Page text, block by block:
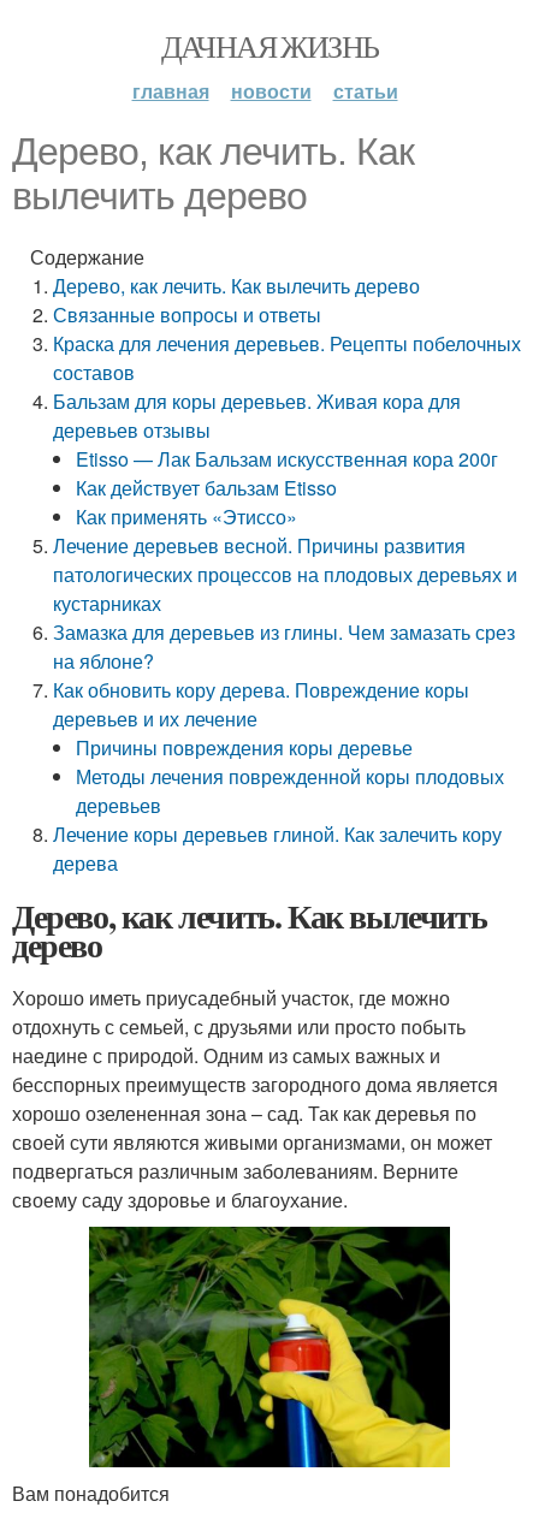
ДАЧНАЯ ЖИЗНЬ
главная новости статьи
Дерево, как лечить. Как
вылечить дерево
Содержание
Дерево, как лечить. Как вылечить дерево
Связанные вопросы и ответы
Краска для лечения деревьев. Рецепты побелочных
составов
Бальзам для коры деревьев. Живая кора для
деревьев отзывы
Etisso — Лак Бальзам искусственная кора 200г
Как действует бальзам Etisso
Как применять «Этиссо»
Лечение деревьев весной. Причины развития
патологических процессов на плодовых деревьях и
кустарниках
Замазка для деревьев из глины. Чем замазать срез
на яблоне?
Как обновить кору дерева. Повреждение коры
деревьев и их лечение
Причины повреждения коры деревье
Методы лечения поврежденной коры плодовых
деревьев
Лечение коры деревьев глиной. Как залечить кору
дерева
Дерево, как лечить. Как вылечить
дерево
Хорошо иметь приусадебный участок, где можно
отдохнуть с семьей, с друзьями или просто побыть
наедине с природой. Одним из самых важных и
бесспорных преимуществ загородного дома является
хорошо озелененная зона – сад. Так как деревья по
своей сути являются живыми организмами, он может
подвергаться различным заболеваниям. Верните
своему саду здоровье и благоухание.
Вам понадобится